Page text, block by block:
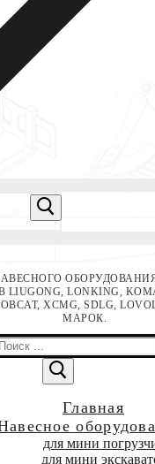
LONKING,
XCMG, SDLG,
МАРОК.
Главная
для мини
для мини